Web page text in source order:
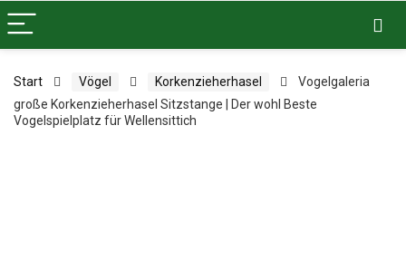
Start Vögel Korkenzieherhasel
Vogelgaleria
große Korkenzieherhasel Sitzstange | Der wohl Beste
Vogelspielplatz für Wellensittich